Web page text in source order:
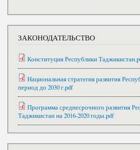
ЗАКОНОДАТЕЛЬСТВО
Конституция Республики
Национальная стратегия развития
период до 2030 г.pdf
Программа среднесрочного развития
Таджикистан на 2016-2020 годы.pdf